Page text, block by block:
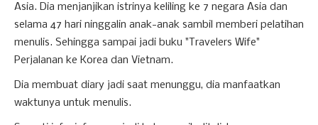
Asia. Dia menjanjikan istrinya keliling ke 7 negara Asia dan
selama 47 hari ninggalin anak-anak sambil memberi pelatihan
menulis. Sehingga sampai jadi buku "Travelers Wife"
Perjalanan ke Korea dan Vietnam.
Dia membuat diary jadi saat menunggu, dia manfaatkan
waktunya untuk menulis.